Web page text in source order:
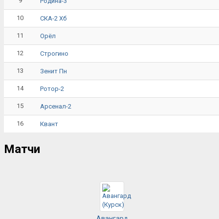
10 СКА-2 Хб
11 Орёл
12 Строгино
13 Зенит Пн
14 Ротор-2
15 Арсенал-2
16 Квант
Матчи